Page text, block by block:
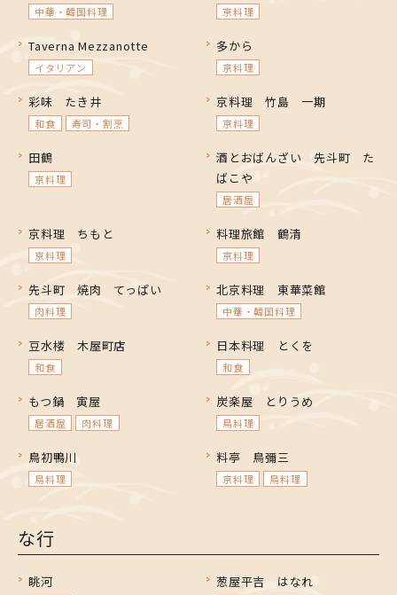
中華・韓国料理 京料理
Taverna Mezzanotte
イタリアン
多から
京料理
彩味 たき井
和食 寿司・割烹
京料理 竹島 一期
京料理
田鶴
京料理
酒とおばんざい 先斗町 た
ばこや
居酒屋
京料理 ちもと
京料理
料理旅館 鶴清
京料理
先斗町 焼肉 てっぱい
肉料理
北京料理 東華菜館
中華・韓国料理
豆水楼 木屋町店
和食
日本料理 とくを
和食
もつ鍋 寅屋
居酒屋 肉料理
炭楽屋 とりうめ
鳥料理
鳥初鴨川
鳥料理
料亭 鳥彌三
京料理 鳥料理
な行
眺河 葱屋平吉 はなれ